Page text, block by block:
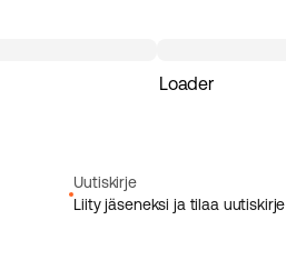
Loader
Uutiskirje
Liity jäseneksi ja tilaa uutiskirje